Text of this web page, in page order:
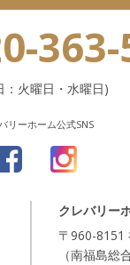
：火曜日・水曜日)
リーホーム公式SNS
クレバリー
〒960-8151
（南福島総